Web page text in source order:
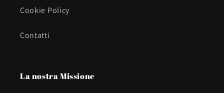
Cookie Policy
Contatti
La nostra Missione